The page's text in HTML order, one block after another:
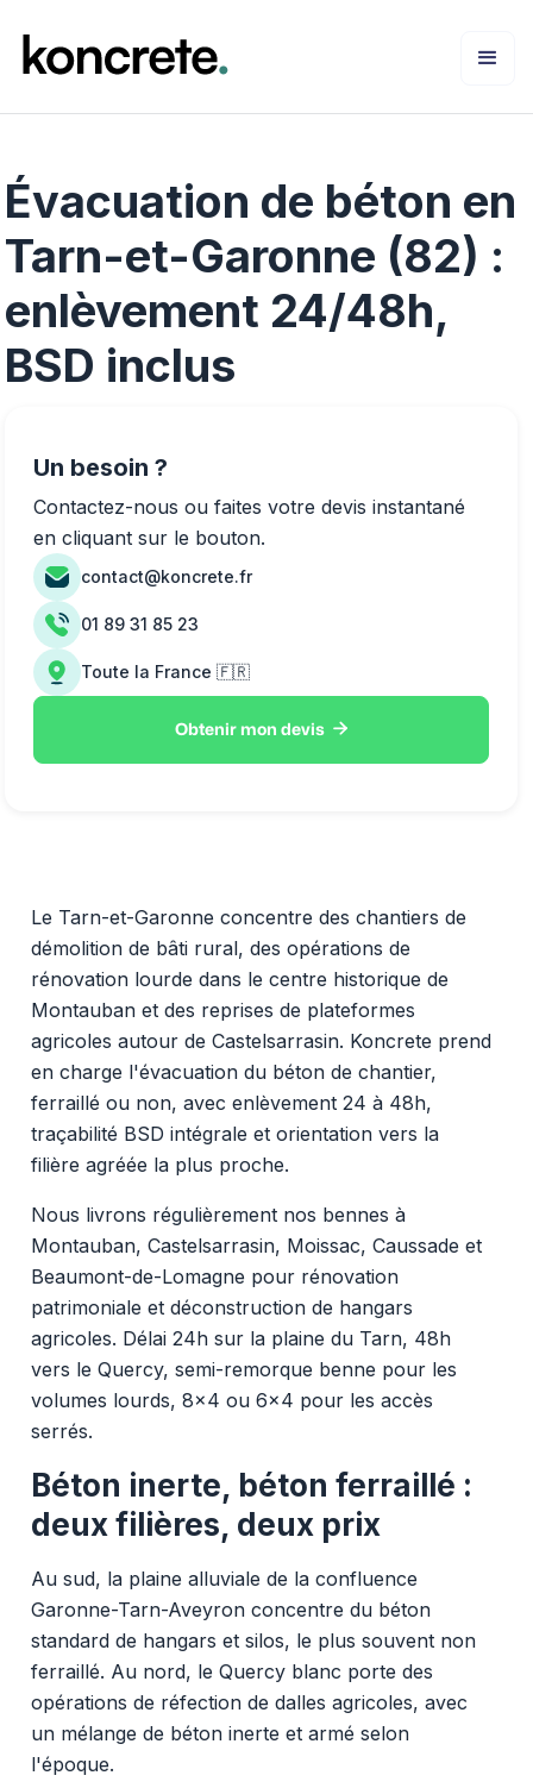
Évacuation de béton en
Tarn-et-Garonne (82) :
enlèvement 24/48h,
BSD inclus
Le Tarn-et-Garonne concentre des chantiers de
démolition de bâti rural, des opérations de
rénovation lourde dans le centre historique de
Montauban et des reprises de plateformes
agricoles autour de Castelsarrasin. Koncrete prend
en charge l'évacuation du béton de chantier,
ferraillé ou non, avec enlèvement 24 à 48h,
traçabilité BSD intégrale et orientation vers la
filière agréée la plus proche.
Nous livrons régulièrement nos bennes à
Montauban, Castelsarrasin, Moissac, Caussade et
Beaumont-de-Lomagne pour rénovation
patrimoniale et déconstruction de hangars
agricoles. Délai 24h sur la plaine du Tarn, 48h
vers le Quercy, semi-remorque benne pour les
volumes lourds, 8x4 ou 6x4 pour les accès
serrés.
Béton inerte, béton ferraillé :
deux filières, deux prix
Au sud, la plaine alluviale de la confluence
Garonne-Tarn-Aveyron concentre du béton
standard de hangars et silos, le plus souvent non
ferraillé. Au nord, le Quercy blanc porte des
opérations de réfection de dalles agricoles, avec
un mélange de béton inerte et armé selon
l'époque.
Un besoin ?
Contactez-nous ou faites votre devis instantané
en cliquant sur le bouton.
contact@koncrete.fr
01 89 31 85 23
Toute la France 🇫🇷
Obtenir mon devis 